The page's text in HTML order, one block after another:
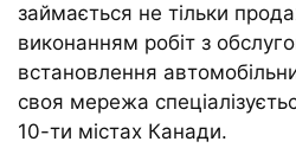
займається не тільки
виконанням робіт з
встановлення
своя мережа
10-ти містах Канади.